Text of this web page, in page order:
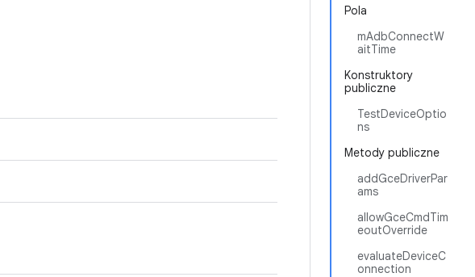
Pola
mAdbConnectW
aitTime
Konstruktory
publiczne
TestDeviceOptio
ns
Metody publiczne
addGceDriverPar
ams
allowGceCmdTim
eoutOverride
evaluateDeviceC
onnection